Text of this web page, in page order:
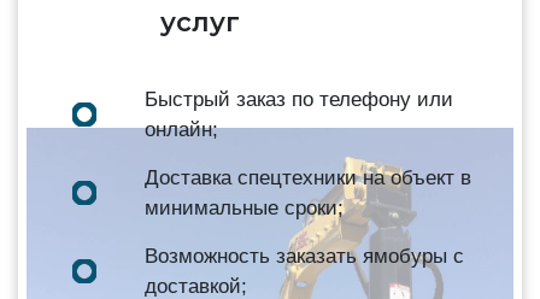
услуг
Быстрый заказ по телефону или
онлайн;
Доставка спецтехники на объект в
минимальные сроки;
Возможность заказать ямобуры с
доставкой;